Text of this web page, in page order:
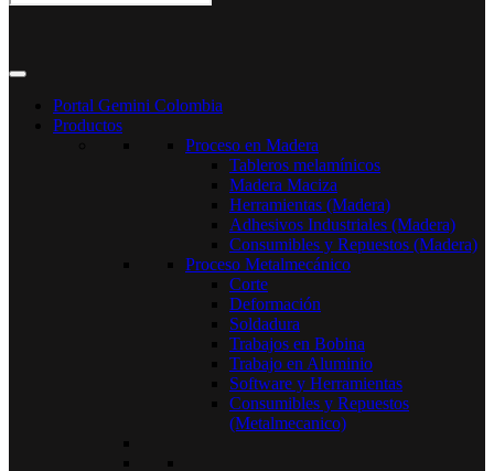
Portal Gemini Colombia
Productos
Proceso en Madera
Tableros melamínicos
Madera Maciza
Herramientas (Madera)
Adhesivos Industriales (Madera)
Consumibles y Repuestos (Madera)
Proceso Metalmecánico
Corte
Deformación
Soldadura
Trabajos en Bobina
Trabajo en Aluminio
Software y Herramientas
Consumibles y Repuestos
(Metalmecanico)